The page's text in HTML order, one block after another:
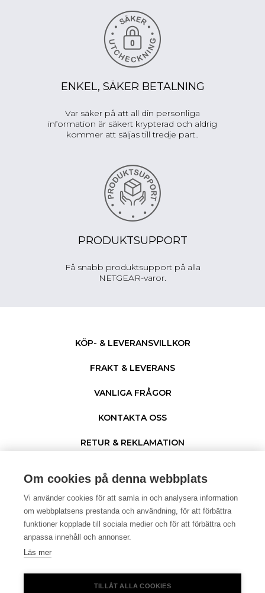
ENKEL, SÄKER BETALNING
Var säker på att all din personliga
information är säkert krypterad och aldrig
kommer att säljas till tredje part..
PRODUKTSUPPORT
Få snabb produktsupport på alla
NETGEAR-varor.
KÖP- & LEVERANSVILLKOR
FRAKT & LEVERANS
VANLIGA FRÅGOR
KONTAKTA OSS
RETUR & REKLAMATION
I samarbete med
Om cookies på denna webbplats
Vi använder cookies för att samla in och analysera information
om webbplatsens prestanda och användning, för att förbättra
funktioner kopplade till sociala medier och för att förbättra och
anpassa innehåll och annonser.
Läs mer
TILLÅT ALLA COOKIES